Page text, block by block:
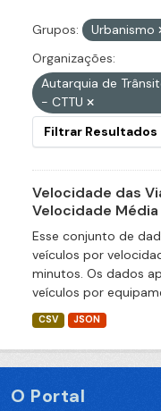
Grupos: Urbanismo
Organizações:
Autarquia de
- CTTU
Filtrar Resultados
Velocidade das
Velocidade
Esse conjunto de
veículos por
minutos. Os dados
veículos por
CSV JSON
O Portal